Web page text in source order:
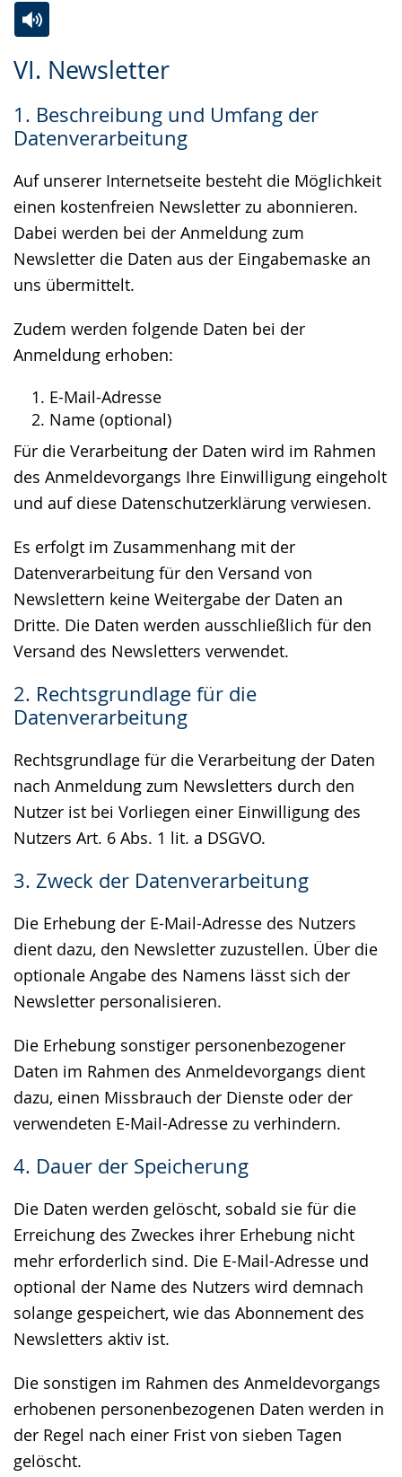
VI. Newsletter
1. Beschreibung und Umfang der
Datenverarbeitung
Auf unserer Internetseite besteht die Möglichkeit
einen kostenfreien Newsletter zu abonnieren.
Dabei werden bei der Anmeldung zum
Newsletter die Daten aus der Eingabemaske an
uns übermittelt.
Zudem werden folgende Daten bei der
Anmeldung erhoben:
E-Mail-Adresse
Name (optional)
Für die Verarbeitung der Daten wird im Rahmen
des Anmeldevorgangs Ihre Einwilligung eingeholt
und auf diese Datenschutzerklärung verwiesen.
Es erfolgt im Zusammenhang mit der
Datenverarbeitung für den Versand von
Newslettern keine Weitergabe der Daten an
Dritte. Die Daten werden ausschließlich für den
Versand des Newsletters verwendet.
2. Rechtsgrundlage für die
Datenverarbeitung
Rechtsgrundlage für die Verarbeitung der Daten
nach Anmeldung zum Newsletters durch den
Nutzer ist bei Vorliegen einer Einwilligung des
Nutzers Art. 6 Abs. 1 lit. a DSGVO.
3. Zweck der Datenverarbeitung
Die Erhebung der E-Mail-Adresse des Nutzers
dient dazu, den Newsletter zuzustellen. Über die
optionale Angabe des Namens lässt sich der
Newsletter personalisieren.
Die Erhebung sonstiger personenbezogener
Daten im Rahmen des Anmeldevorgangs dient
dazu, einen Missbrauch der Dienste oder der
verwendeten E-Mail-Adresse zu verhindern.
4. Dauer der Speicherung
Die Daten werden gelöscht, sobald sie für die
Erreichung des Zweckes ihrer Erhebung nicht
mehr erforderlich sind. Die E-Mail-Adresse und
optional der Name des Nutzers wird demnach
solange gespeichert, wie das Abonnement des
Newsletters aktiv ist.
Die sonstigen im Rahmen des Anmeldevorgangs
erhobenen personenbezogenen Daten werden in
der Regel nach einer Frist von sieben Tagen
gelöscht.
Leichten
wechseln.
Audio-
Video
Deutscher
wird
angezeigt.